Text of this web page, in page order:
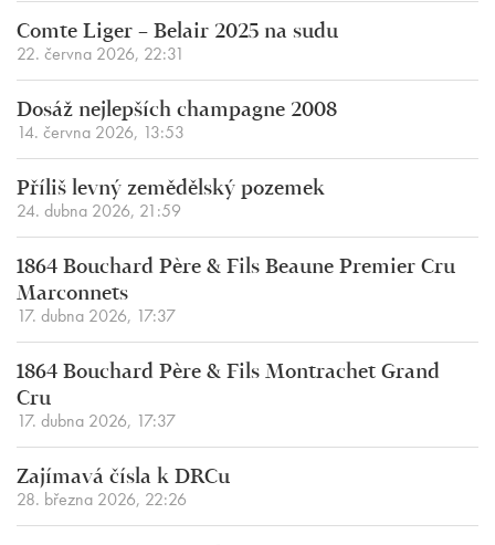
Comte Liger – Belair 2025 na sudu
22. června 2026, 22:31
Dosáž nejlepších champagne 2008
14. června 2026, 13:53
Příliš levný zemědělský pozemek
24. dubna 2026, 21:59
1864 Bouchard Père & Fils Beaune Premier Cru
Marconnets
17. dubna 2026, 17:37
1864 Bouchard Père & Fils Montrachet Grand
Cru
17. dubna 2026, 17:37
Zajímavá čísla k DRCu
28. března 2026, 22:26